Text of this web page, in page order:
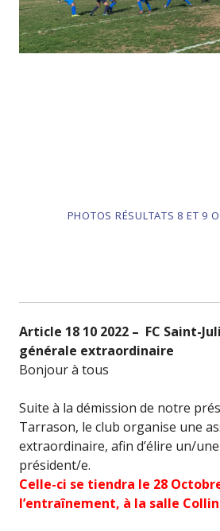
PHOTOS RÉSULTATS 8 ET 9
Article 18 10 2022 – FC Saint-
générale extraordinaire
Bonjour à tous
Suite à la démission de notre
Tarrason, le club organise une
extraordinaire, afin d’élire un/
président/e.
Celle-ci se tiendra le 28
l’entraînement, à la salle